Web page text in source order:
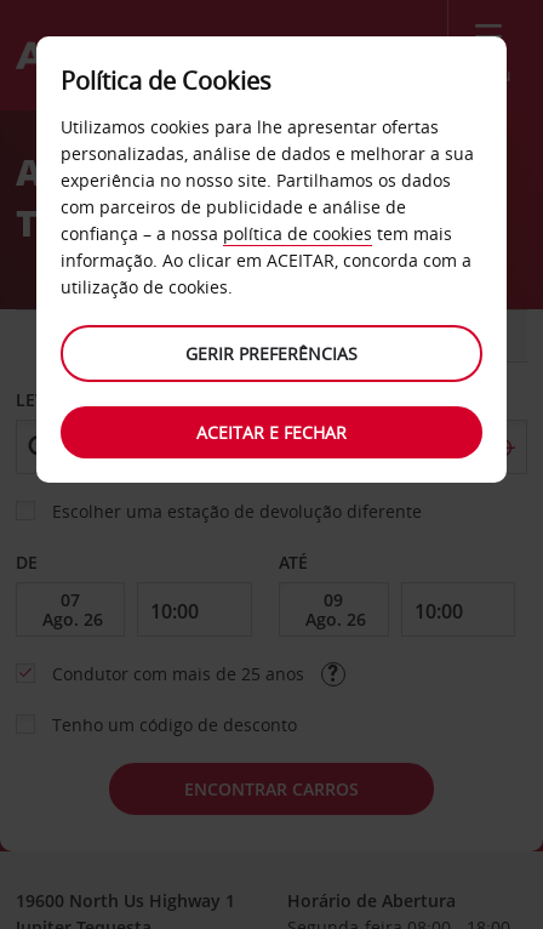
Menu
Welcome
AvisAluguer de carros Jupiter-
Tequesta
CARRO COMERCIAIS
LEVANTAR EM
Escolher uma estação de devolução diferente
DE ATÉ
Condutor com mais de 25 anos
Tenho um código de desconto
ENCONTRAR CARROS
19600 North Us Highway 1
Horário de Abertura
Política de Cookies
Utilizamos cookies para lhe apresentar ofertas
personalizadas, análise de dados e melhorar a sua
experiência no nosso site. Partilhamos os dados
com parceiros de publicidade e análise de
confiança – a nossa política de cookies tem mais
informação. Ao clicar em ACEITAR, concorda com a
utilização de cookies.
GERIR PREFERÊNCIAS
ACEITAR E FECHAR